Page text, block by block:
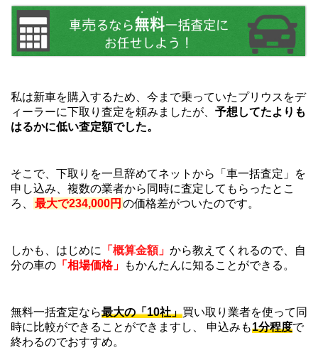
私は新車を購入するため、今まで乗っていたプリウスをデ
ィーラーに下取り査定を頼みましたが、 予想してたよりも
はるかに低い査定額でした。
そこで、下取りを一旦辞めてネットから「車一括査定」を
申し込み、複数の業者から同時に査定してもらったとこ
ろ、
最大で234,000円 の価格差がついたのです。
しかも、はじめに 「概算金額」 から教えてくれるので、自
分の車の 「相場価格」 もかんたんに知ることができる。
無料一括査定なら最大の「10社」買い取り業者を使って同
時に比較ができることができますし、 申込みも1分程度で
終わるのでおすすめ。